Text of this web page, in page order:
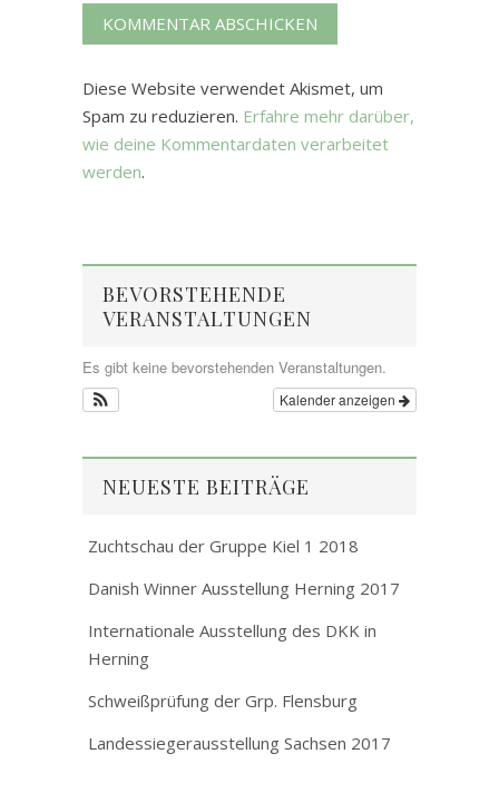
Diese Website verwendet Akismet, um
Spam zu reduzieren. Erfahre mehr darüber,
wie deine Kommentardaten verarbeitet
werden.
BEVORSTEHENDE
VERANSTALTUNGEN
Es gibt keine bevorstehenden Veranstaltungen.
Kalender anzeigen
NEUESTE BEITRÄGE
Zuchtschau der Gruppe Kiel 1 2018
Danish Winner Ausstellung Herning 2017
Internationale Ausstellung des DKK in
Herning
Schweißprüfung der Grp. Flensburg
Landessiegerausstellung Sachsen 2017